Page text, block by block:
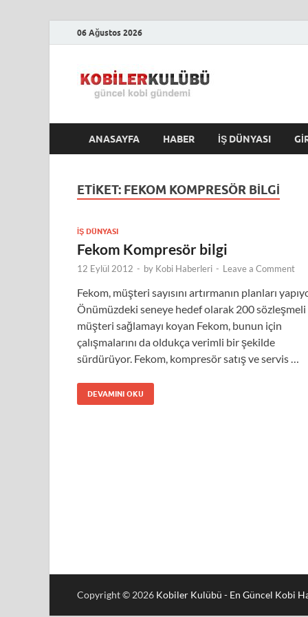
06 Ağustos 2026
ANASAYFA HABER İŞ DÜNYASI
ETIKET: FEKOM KOMPRESÖR BILGI
İŞ DÜNYASI
Fekom Kompresör bilgi
12 Eylül 2012 - by Kobi Haberleri - Leave a Comment
Fekom, müşteri sayısını artırmanın planları
Önümüzdeki seneye hedef olarak 200 sözleşmeli
müşteri sağlamayı koyan Fekom, bunun için
çalışmalarını da oldukça verimli bir şekilde
sürdürüyor. Fekom, kompresör satış ve servis …
DEVAMINI OKU
Copyright © 2026 Kobiler Kulübü - En Güncel Kobi